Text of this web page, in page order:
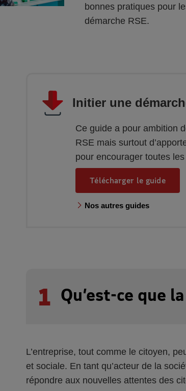
bonnes pratiques pour
démarche RSE.
Initier une
Ce guide a pour ambition
RSE mais surtout
pour encourager toutes
Télécharger le guide
Nos autres guides
1 Qu’est-ce que
L’entreprise, tout comme le citoyen,
et sociale. En tant qu’acteur de la
répondre aux nouvelles attentes des